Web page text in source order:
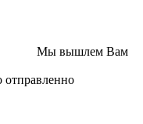
Мы вышлем Вам